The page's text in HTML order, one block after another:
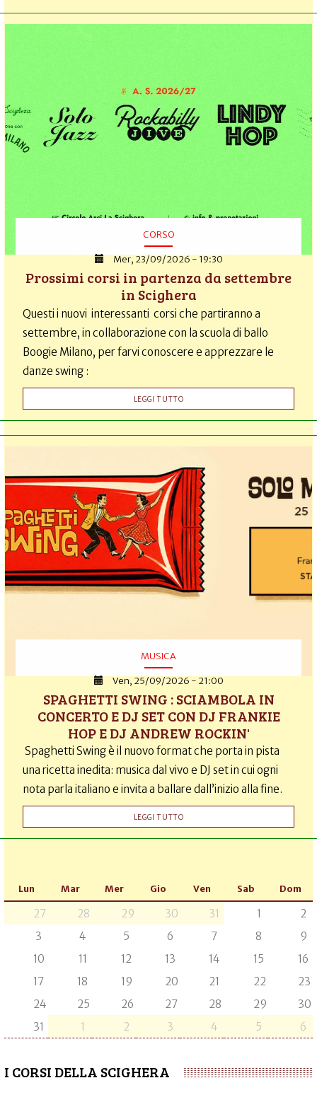
CORSO
Mer, 23/09/2026 - 19:30
Prossimi corsi in partenza da settembre
in Scighera
Questi i nuovi interessanti corsi che partiranno a
settembre, in collaborazione con la scuola di ballo
Boogie Milano, per farvi conoscere e apprezzare le
danze swing :
LEGGI TUTTO
MUSICA
Ven, 25/09/2026 - 21:00
SPAGHETTI SWING : SCIAMBOLA IN
CONCERTO E DJ SET CON DJ FRANKIE
HOP E DJ ANDREW ROCKIN'
Spaghetti Swing è il nuovo format che porta in pista
una ricetta inedita: musica dal vivo e DJ set in cui ogni
nota parla italiano e invita a ballare dall’inizio alla fine.
LEGGI TUTTO
Lun Mar Mer Gio Ven Sab Dom
27 28 29 30 31 1
2
3
4 5 6 7 8
9
10
11 12 13 14 15
16
17
18 19 20 21 22
23
24
25 26 27 28 29
30
31
1 2 3 4 5 6
I CORSI DELLA SCIGHERA